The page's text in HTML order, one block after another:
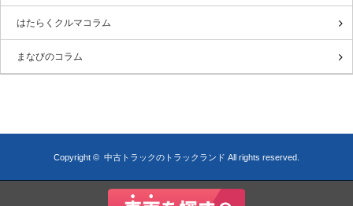
はたらくクルマコラム
まなびのコラム
Copyright © 中古トラックのトラックランド All rights reserved.